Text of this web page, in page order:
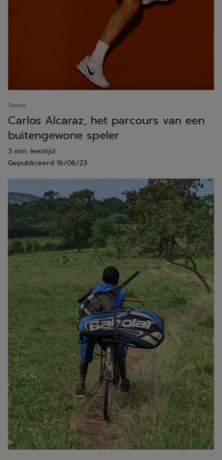
Tennis
Carlos Alcaraz, het parcours van een
buitengewone speler
3 min. leestijd
Gepubliceerd 16/06/23